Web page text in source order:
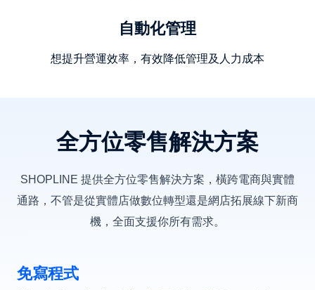
自動化管理
想提升營運效率，有效降低管理及人力成本
全方位零售解決方案
SHOPLINE 提供全方位零售解決方案，橫跨電商與實體
通路，不管是從實體店做數位轉型還是網店拓展線下新商
機，全面支援你所有需求。
免寫程式